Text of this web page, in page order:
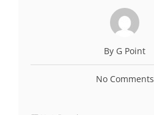
By G Point
No Comments